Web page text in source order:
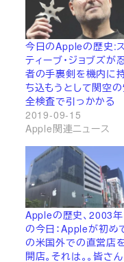
今日のAppleの歴史:ス
ティーブ・ジョブズが
者の手裏剣を機内に
ち込もうとして関空
全検査で引っかかる
2019-09-15
Apple関連ニュース
Appleの歴史、2003年
の今日：Appleが初め
の米国外での直営店
開店。それは。。皆さん